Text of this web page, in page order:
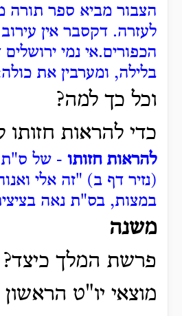
הצבור מביא ספר תורה
לעזרה. דקסבר אין
הכפורים.אי נמי
בלילה, ומערבין את
וכל כך למה?
כדי להראות חזותו
להראות חזותו - של ס"ת
(נזיר דף ב) "זה אלי
במצות, בס"ת נאה
משנה
פרשת המלך כיצד?
מוצאי יו"ט